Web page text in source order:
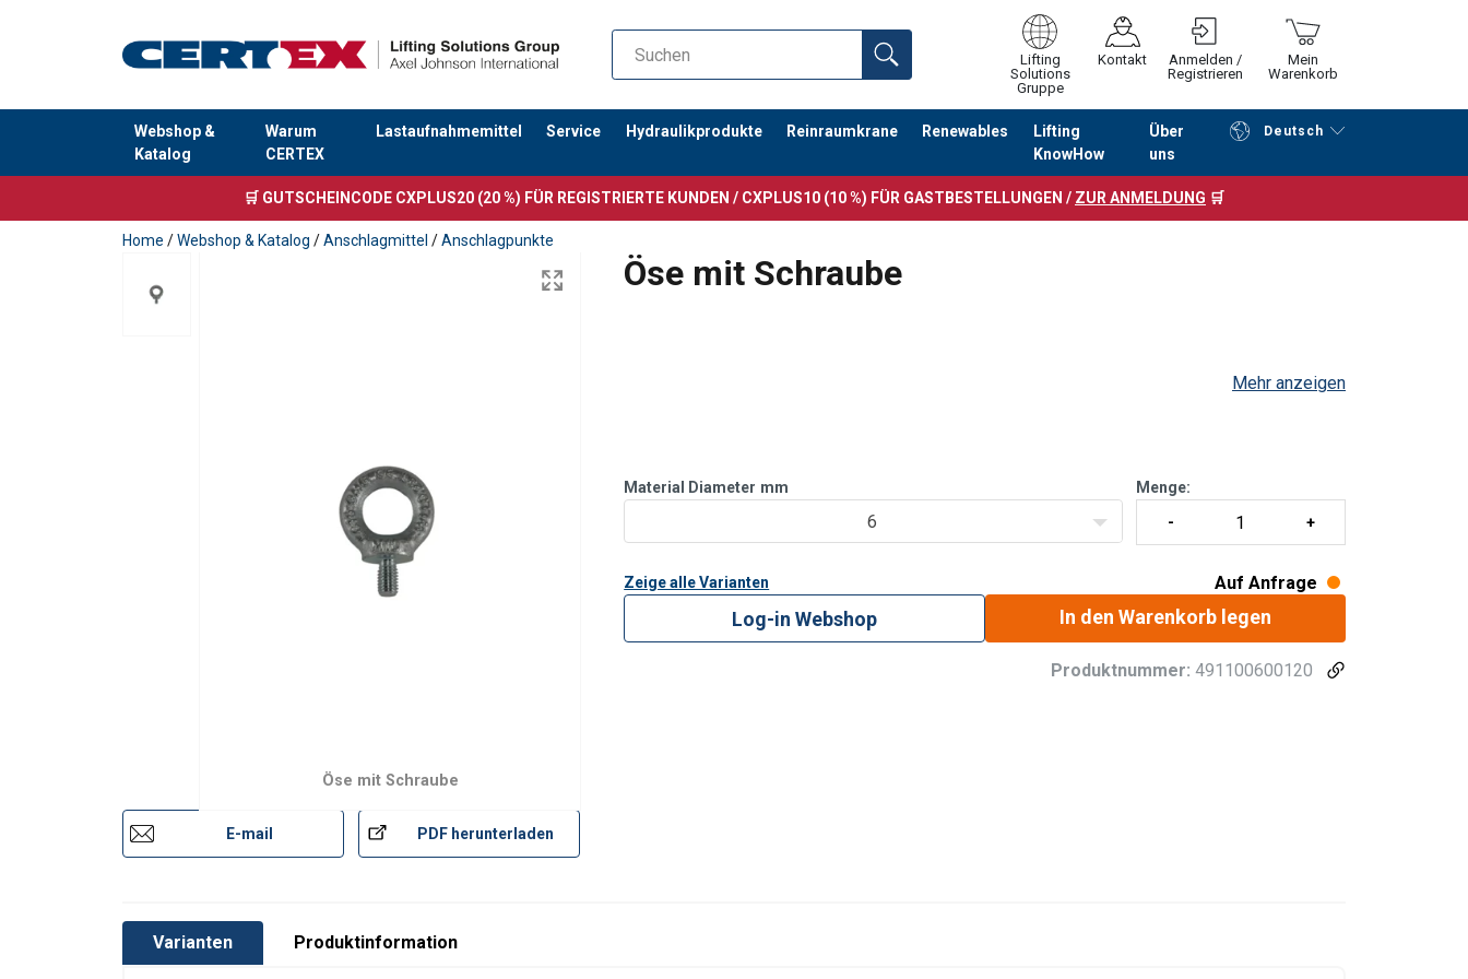
Lifting
Solutions
Gruppe
Kontakt
Anmelden /
Registrieren
Mein
Warenkorb
Webshop &
Katalog
Warum
CERTEX
Lastaufnahmemittel Service Hydraulikprodukte Reinraumkrane Renewables
Lifting
KnowHow
Über
uns
Deutsch
Anfragen Fortfahren Zur Kasse
🛒 GUTSCHEINCODE CXPLUS20 (20 %) FÜR REGISTRIERTE KUNDEN / CXPLUS10 (10 %) FÜR GASTBESTELLUNGEN / ZUR ANMELDUNG 🛒
Home /Webshop & Katalog /Anschlagmittel /Anschlagpunkte
Öse mit Schraube
Öse mit Schraube
E-mail PDF herunterladen
Mehr anzeigen
Material Diameter mm
6
Menge:
Zeige alle Varianten Auf Anfrage
Log-in Webshop In den Warenkorb legen
Produktnummer: 491100600120
Varianten Produktinformation